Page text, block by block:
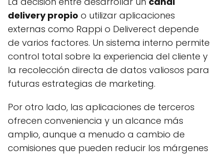
delivery propio o utilizar aplicaciones
externas como Rappi o Deliverect depende
de varios factores. Un sistema interno permite
control total sobre la experiencia del cliente y
la recolección directa de datos valiosos para
futuras estrategias de marketing.
Por otro lado, las aplicaciones de terceros
ofrecen conveniencia y un alcance más
amplio, aunque a menudo a cambio de
comisiones que pueden reducir los márgenes